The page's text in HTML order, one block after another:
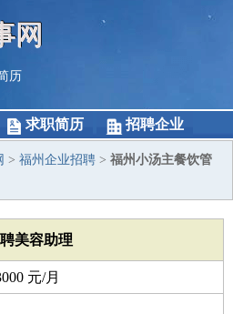
网
历
求职简历 招聘企业
> 福州企业招聘 > 福州小汤主餐饮管
美容助理
元/月